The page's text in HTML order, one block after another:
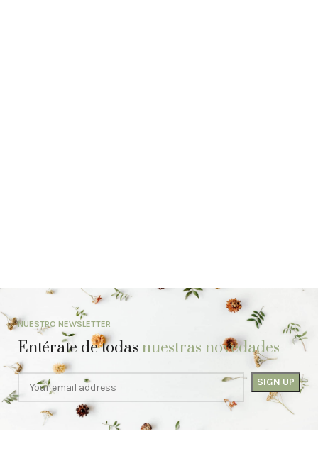
NUESTRO NEWSLETTER
Entérate de todasnuestras novedades